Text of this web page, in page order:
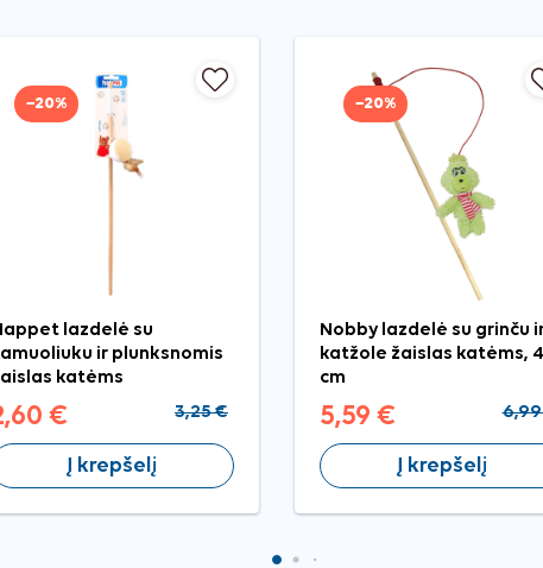
−20%
lazdelė su
ir plunksnomis
katėms
€ 3,25 €
Į krepšelį
−20%
Nobby lazdelė su grinču
katžole žaislas katėms,
cm
5,59 €
Į krepšelį